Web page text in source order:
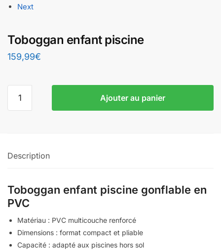
Next
Toboggan enfant piscine
159,99€
Ajouter au panier
Description
Toboggan enfant piscine gonflable en
PVC
Matériau : PVC multicouche renforcé
Dimensions : format compact et pliable
Capacité : adapté aux piscines hors sol